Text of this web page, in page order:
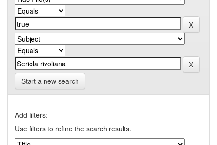
Start a new search
Add filters:
Use filters to refine the search results.